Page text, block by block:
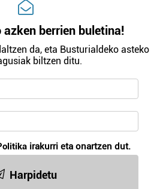
berrien buletina!
da, eta Busturialdeko asteko
biltzen ditu.
irakurri eta onartzen dut.
Harpidetu